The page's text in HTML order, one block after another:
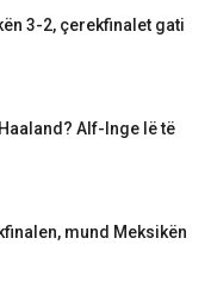
3-2, çerekfinalet gati
Alf-Inge lë të
mund Meksikën